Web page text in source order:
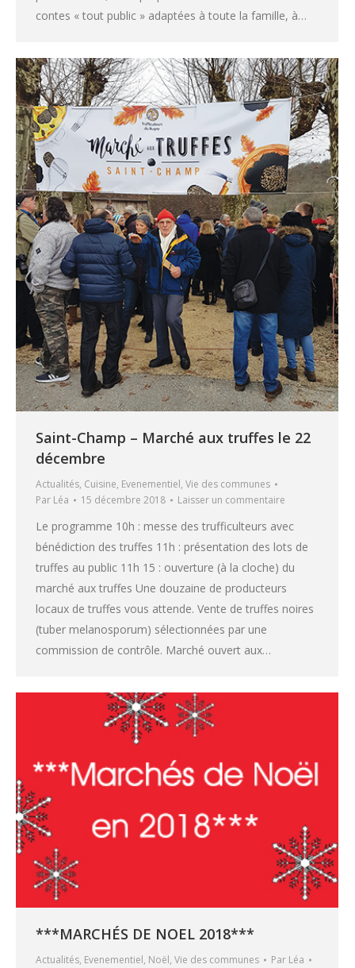
contes « tout public » adaptées à toute la famille, à…
Saint-Champ – Marché aux truffes le 22
décembre
Actualités, Cuisine, Evenementiel, Vie des communes
Par Léa 15 décembre 2018 Laisser un commentaire
Le programme 10h : messe des trufficulteurs avec
bénédiction des truffes 11h : présentation des lots de
truffes au public 11h 15 : ouverture (à la cloche) du
marché aux truffes Une douzaine de producteurs
locaux de truffes vous attende. Vente de truffes noires
(tuber melanosporum) sélectionnées par une
commission de contrôle. Marché ouvert aux…
***MARCHÉS DE NOEL 2018***
Actualités, Evenementiel, Noël, Vie des communes Par Léa